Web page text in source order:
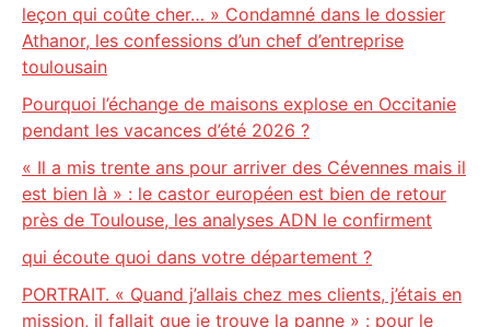
leçon qui coûte cher… » Condamné dans le dossier
Athanor, les confessions d’un chef d’entreprise
toulousain
Pourquoi l’échange de maisons explose en Occitanie
pendant les vacances d’été 2026 ?
« Il a mis trente ans pour arriver des Cévennes mais il
est bien là » : le castor européen est bien de retour
près de Toulouse, les analyses ADN le confirment
qui écoute quoi dans votre département ?
PORTRAIT. « Quand j’allais chez mes clients, j’étais en
mission, il fallait que je trouve la panne » : pour le